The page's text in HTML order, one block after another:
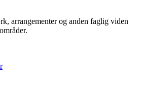
arrangementer og anden faglig viden